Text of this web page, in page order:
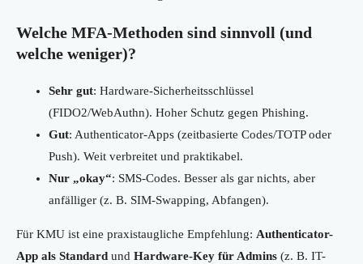
Welche MFA-Methoden sind sinnvoll (und
welche weniger)?
Sehr gut: Hardware-Sicherheitsschlüssel
(FIDO2/WebAuthn). Hoher Schutz gegen Phishing.
Gut: Authenticator-Apps (zeitbasierte Codes/TOTP oder
Push). Weit verbreitet und praktikabel.
Nur „okay“: SMS-Codes. Besser als gar nichts, aber
anfälliger (z. B. SIM-Swapping, Abfangen).
Für KMU ist eine praxistaugliche Empfehlung: Authenticator-
App als Standard und Hardware-Key für Admins (z. B. IT-